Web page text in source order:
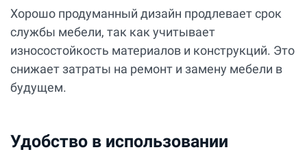
Хорошо продуманный дизайн продлевает срок
службы мебели, так как учитывает
износостойкость материалов и конструкций. Это
снижает затраты на ремонт и замену мебели в
будущем.
Удобство в использовании